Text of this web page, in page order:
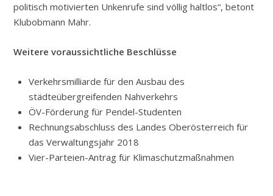
politisch motivierten Unkenrufe sind völlig haltlos“, betont
Klubobmann Mahr.
Weitere voraussichtliche Beschlüsse
Verkehrsmilliarde für den Ausbau des
städteübergreifenden Nahverkehrs
ÖV-Förderung für Pendel-Studenten
Rechnungsabschluss des Landes Oberösterreich für
das Verwaltungsjahr 2018
Vier-Parteien-Antrag für Klimaschutzmaßnahmen